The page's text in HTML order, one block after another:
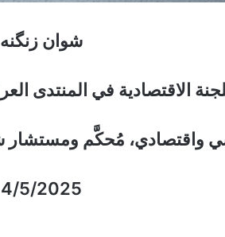
شوان زنگنه
الاقتصادية في المنتدى
واقتصادي، مُحكَّم
4/5/2025